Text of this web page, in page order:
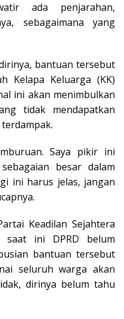
ada penjarahan,
sebagaimana yang
bantuan tersebut
Kelapa Keluarga (KK)
ini akan menimbulkan
tidak mendapatkan
Saya pikir ini
besar dalam
ini harus jelas, jangan
Keadilan Sejahtera
saat ini DPRD belum
bantuan tersebut
seluruh warga akan
dirinya belum tahu